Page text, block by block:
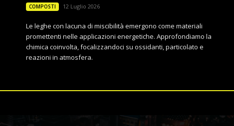
COMPOSTI 12 Luglio 2026
Le leghe con lacuna di miscibilità emergono come materiali
promettenti nelle applicazioni energetiche. Approfondiamo la
chimica coinvolta, focalizzandoci su ossidanti, particolato e
reazioni in atmosfera.